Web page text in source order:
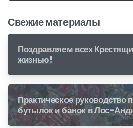
Свежие материалы
Поздравляем всех
жизнью!
Практическое руководство
бутылок и банок в Лос-
получить деньги за